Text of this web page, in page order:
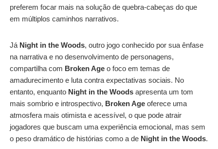
preferem focar mais na solução de quebra-cabeças do que
em múltiplos caminhos narrativos.
Já Night in the Woods, outro jogo conhecido por sua ênfase
na narrativa e no desenvolvimento de personagens,
compartilha com Broken Age o foco em temas de
amadurecimento e luta contra expectativas sociais. No
entanto, enquanto Night in the Woods apresenta um tom
mais sombrio e introspectivo, Broken Age oferece uma
atmosfera mais otimista e acessível, o que pode atrair
jogadores que buscam uma experiência emocional, mas sem
o peso dramático de histórias como a de Night in the Woods.